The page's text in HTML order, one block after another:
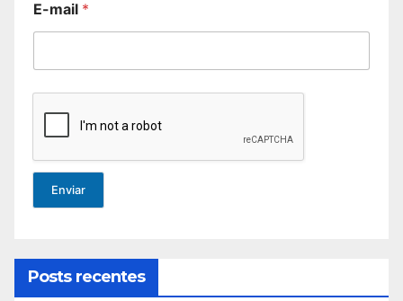
E-mail *
Enviar
Posts recentes